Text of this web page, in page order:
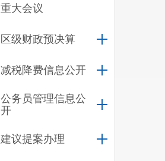
重大会议
区级财政预决算
减税降费信息公开
公务员管理信息公
开
建议提案办理